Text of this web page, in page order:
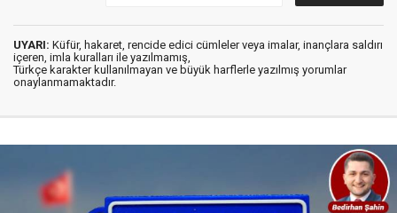
UYARI: Küfür, hakaret, rencide edici cümleler veya imalar, inançlara saldırı
içeren, imla kuralları ile yazılmamış,
Türkçe karakter kullanılmayan ve büyük harflerle yazılmış yorumlar
onaylanmamaktadır.